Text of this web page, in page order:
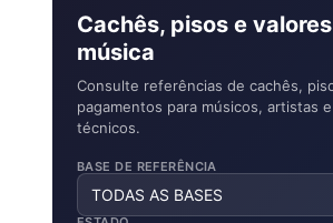
Cachês, pisos e
música
Consulte referências de cachês,
pagamentos para músicos, artistas e
técnicos.
BASE DE REFERÊNCIA